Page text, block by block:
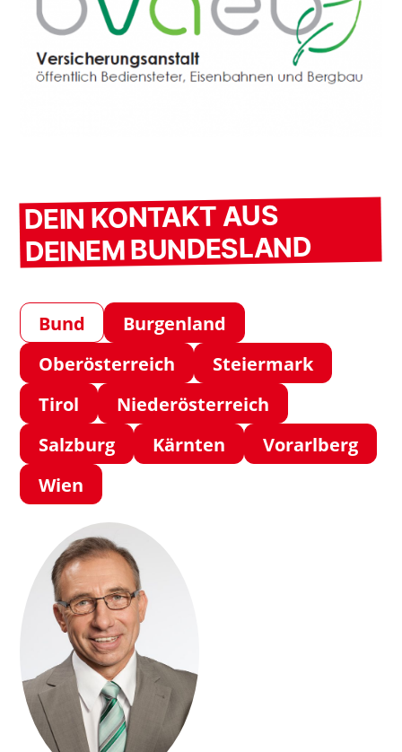
DEIN KONTAKT AUS
DEINEM BUNDESLAND
Bund
Burgenland
Oberösterreich
Steiermark
Tirol
Niederösterreich
Salzburg
Kärnten
Vorarlberg
Wien